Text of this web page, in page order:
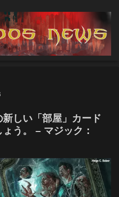
新しい「部屋」カード
う。 – マジック：